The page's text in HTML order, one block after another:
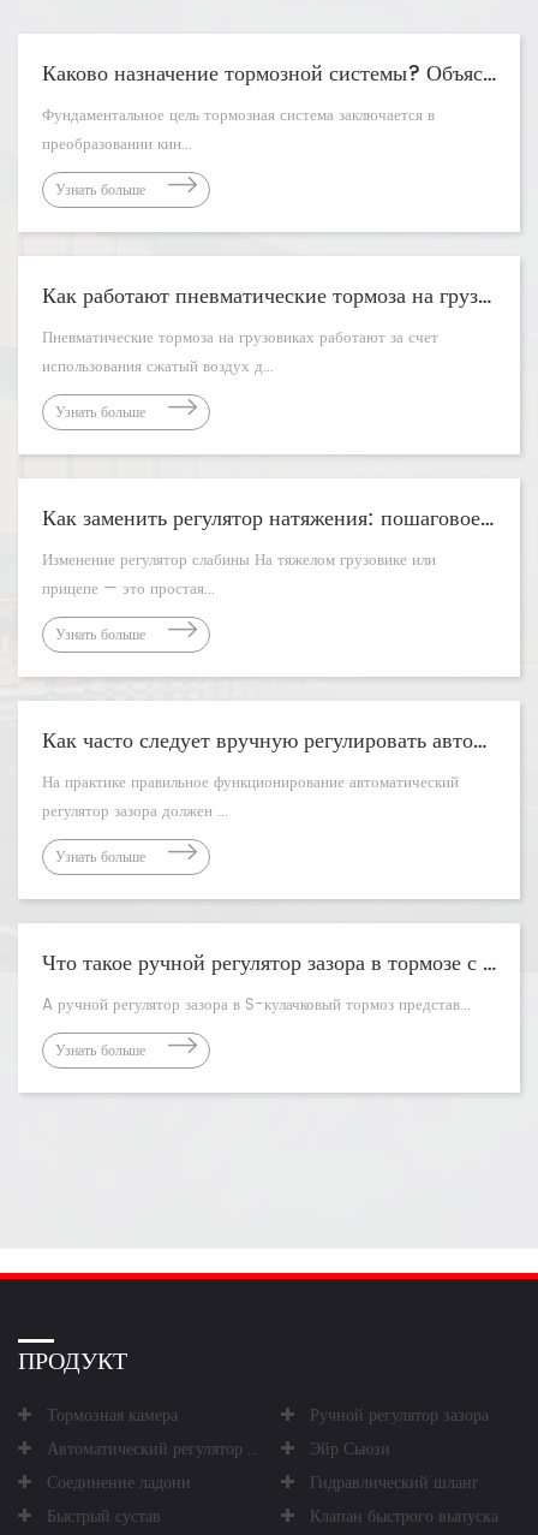
Каково назначение тормозной системы? Объяснение основных функций
Фундаментальное цель тормозная система заключается в
преобразовании кин...
Узнать больше
Как работают пневматические тормоза на грузовиках?
Пневматические тормоза на грузовиках работают за счет
использования сжатый воздух д...
Узнать больше
Как заменить регулятор натяжения: пошаговое руководство
Изменение регулятор слабины На тяжелом грузовике или
прицепе — это простая...
Узнать больше
Как часто следует вручную регулировать автоматический регулятор зазора?
На практике правильное функционирование автоматический
регулятор зазора должен ...
Узнать больше
Что такое ручной регулятор зазора в тормозе с S-образным кулачком? Объяснение функций, настройки и безопасности
A ручной регулятор зазора в S-кулачковый тормоз представ...
Узнать больше
ПРОДУКТ
Тормозная камера
Ручной регулятор зазора
Автоматический регулятор зазора
Эйр Сьюзи
Соединение ладони
Гидравлический шланг
Быстрый сустав
Клапан быстрого выпуска